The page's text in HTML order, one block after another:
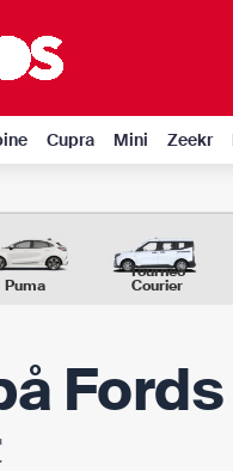
Cupra Mini Zeekr
Puma
Tourneo
Courier